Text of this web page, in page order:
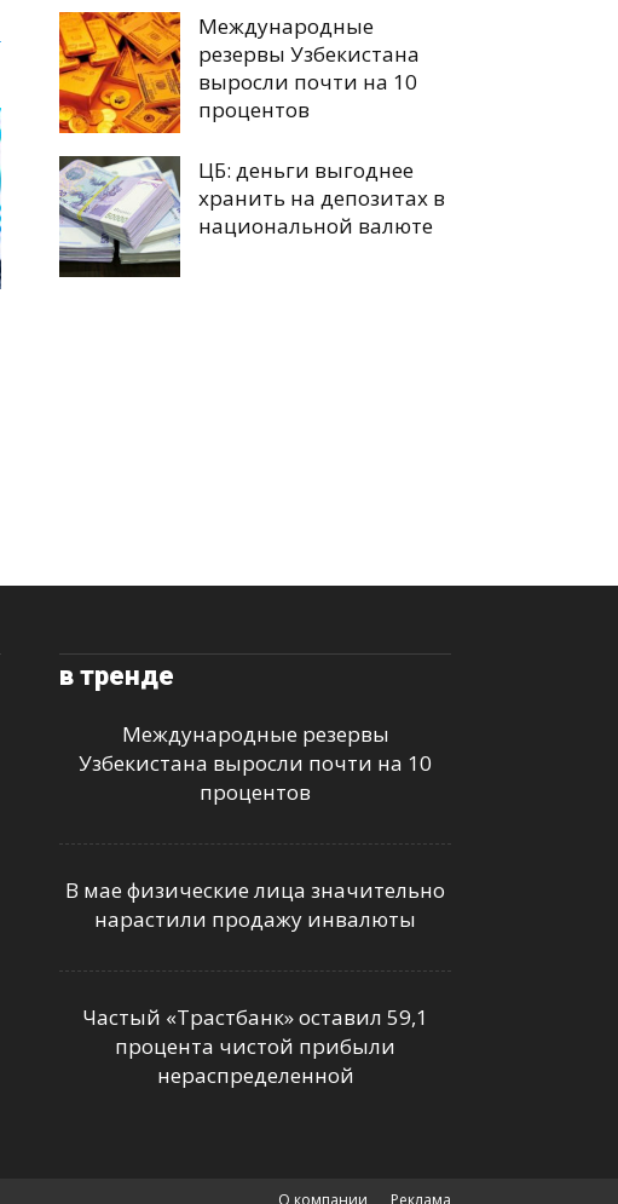
Международные
резервы Узбекистана
выросли почти на 10
процентов
ЦБ: деньги выгоднее
хранить на депозитах в
национальной валюте
в тренде
Международные резервы
Узбекистана выросли почти на 10
процентов
В мае физические лица значительно
нарастили продажу инвалюты
Частый «Трастбанк» оставил 59,1
процента чистой прибыли
нераспределенной
О компании Реклама